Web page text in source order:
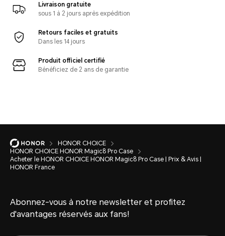
Livraison gratuite
sous 1 à 2 jours après expédition
Retours faciles et gratuits
Dans les 14 jours
Produit officiel certifié
Bénéficiez de 2 ans de garantie
HONOR CHOICE
HONOR CHOICE HONOR Magic8 Pro Case
Acheter le HONOR CHOICE HONOR Magic8 Pro Case | Prix & Avis |
HONOR France
Abonnez-vous à notre newsletter et profitez
d'avantages réservés aux fans!